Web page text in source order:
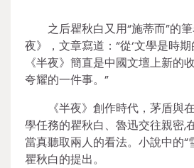
之后瞿秋白又用“施蒂而”的
夜》，文章寫道：“從‘文學是時期
《半夜》簡直是中國文壇上新的
夸耀的一件事。”
《半夜》創作時代，茅盾與
學任務的瞿秋白、魯迅交往親密,
當真聽取兩人的看法。小說中的“
瞿秋白的提出。